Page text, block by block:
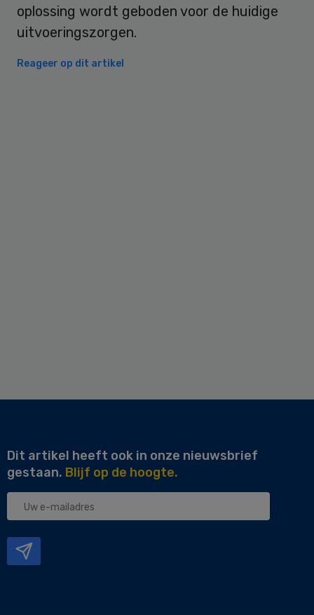
oplossing wordt geboden voor de huidige
uitvoeringszorgen.
Reageer op dit artikel
Dit artikel heeft ook in onze nieuwsbrief
gestaan. Blijf op de hoogte.
Uw